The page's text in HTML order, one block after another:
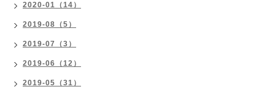
2020-01（14）
2019-08（5）
2019-07（3）
2019-06（12）
2019-05（31）